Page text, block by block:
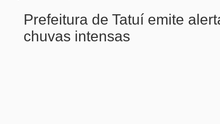
Prefeitura de Tatuí emite
chuvas intensas